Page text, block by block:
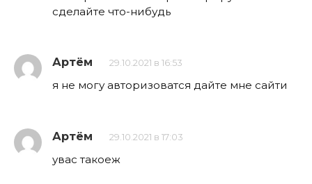
сделайте что-нибудь
Артём 29.10.2021 в 16:53
я не могу авторизоватся дайте мне сайти
Артём 29.10.2021 в 17:03
увас такоеж